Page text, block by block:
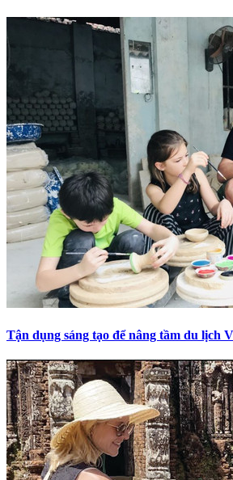
Tận dụng sáng tạo để nâng tầm du lịch